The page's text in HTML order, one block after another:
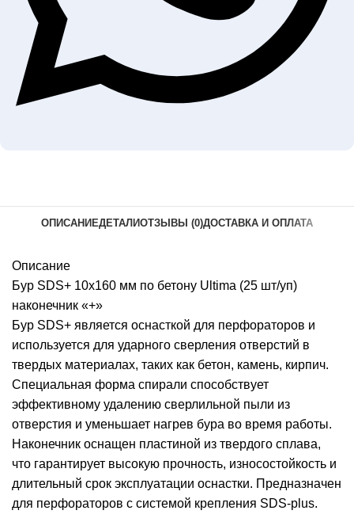
ОПИСАНИЕДЕТАЛИОТЗЫВЫ (0)ДОСТАВКА И ОПЛАТА
Описание
Бур SDS+ 10х160 мм по бетону Ultima (25 шт/уп)
наконечник «+»
Бур SDS+ является оснасткой для перфораторов и
используется для ударного сверления отверстий в
твердых материалах, таких как бетон, камень, кирпич.
Специальная форма спирали способствует
эффективному удалению сверлильной пыли из
отверстия и уменьшает нагрев бура во время работы.
Наконечник оснащен пластиной из твердого сплава,
что гарантирует высокую прочность, износостойкость и
длительный срок эксплуатации оснастки. Предназначен
для перфораторов с системой крепления SDS-plus.